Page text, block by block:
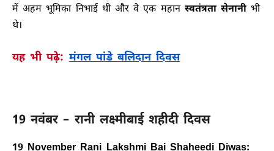
में अहम भूमिका निभाई थी और वे एक महान स्वतंत्रता सेनानी भी
थे।
यह भी पढ़े: मंगल पांडे बलिदान दिवस
19 नवंबर – रानी लक्ष्मीबाई शहीदी दिवस
19 November Rani Lakshmi Bai Shaheedi Diwas: